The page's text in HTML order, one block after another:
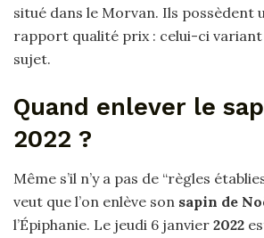
situé dans le Morvan. Ils possèdent
rapport qualité prix : celui-ci variant
sujet.
Quand enlever le
2022 ?
Même s’il n’y a pas de “règles
veut que l’on enlève son sapin de
l’Épiphanie. Le jeudi 6 janvier 2022